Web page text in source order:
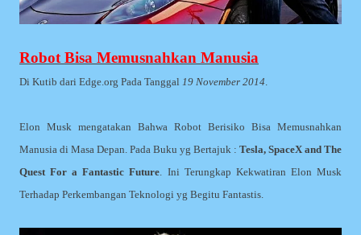
Robot Bisa Memusnahkan Manusia
Di Kutib dari Edge.org Pada Tanggal 19 November 2014.
Elon Musk mengatakan Bahwa Robot Berisiko Bisa Memusnahkan
Manusia di Masa Depan. Pada Buku yg Bertajuk : Tesla, SpaceX and The
Quest For a Fantastic Future. Ini Terungkap Kekwatiran Elon Musk
Terhadap Perkembangan Teknologi yg Begitu Fantastis.